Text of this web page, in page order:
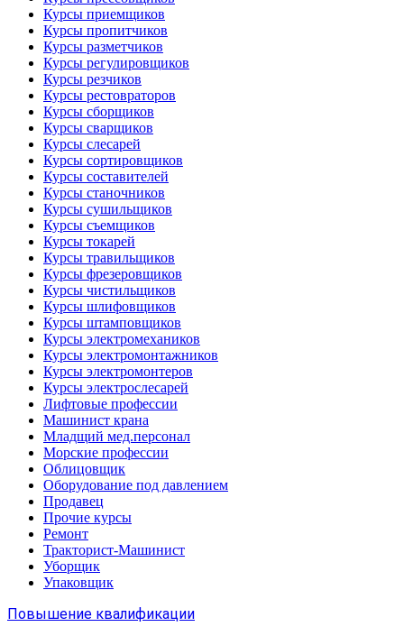
Курсы приемщиков
Курсы пропитчиков
Курсы разметчиков
Курсы регулировщиков
Курсы резчиков
Курсы рестовраторов
Курсы сборщиков
Курсы сварщиков
Курсы слесарей
Курсы сортировщиков
Курсы составителей
Курсы станочников
Курсы сушильщиков
Курсы съемщиков
Курсы токарей
Курсы травильщиков
Курсы фрезеровщиков
Курсы чистильщиков
Курсы шлифовщиков
Курсы штамповщиков
Курсы электромехаников
Курсы электромонтажников
Курсы электромонтеров
Курсы электрослесарей
Лифтовые профессии
Машинист крана
Младщий мед.персонал
Морские профессии
Облицовщик
Оборудование под давлением
Продавец
Прочие курсы
Ремонт
Тракторист-Машинист
Уборщик
Упаковщик
Повышение квалификации